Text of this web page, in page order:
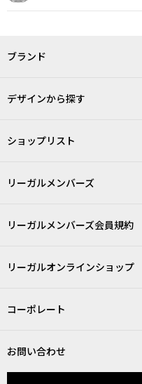
ブランド
デザインから探す
ショップリスト
リーガルメンバーズ
リーガルメンバーズ会員規約
リーガルオンラインショップ
コーポレート
お問い合わせ